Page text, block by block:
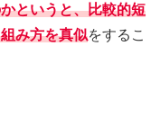
というと、比較的短
み方を真似をするこ